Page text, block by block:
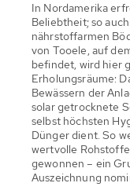
In Nordamerika
Beliebtheit; so
nährstoffarmen
von Tooele, auf
befindet, wird hier
Erholungsräume:
Bewässern der
solar getrocknete
selbst höchsten
Dünger dient. So
wertvolle
gewonnen – ein
Auszeichnung